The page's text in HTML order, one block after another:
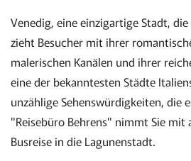
Venedig, eine einzigartige Stadt,
zieht Besucher mit ihrer
malerischen Kanälen und ihrer
eine der bekanntesten Städte
unzählige Sehenswürdigkeiten, die
"Reisebüro Behrens" nimmt Sie mit
Busreise in die Lagunenstadt.